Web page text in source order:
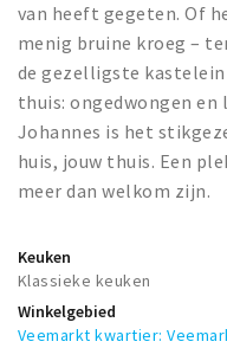
Sport
Privacy
Inloggen
van heeft gegeten. Of
menig bruine kroeg –
de gezelligste
thuis: ongedwongen
Johannes is het
huis, jouw thuis. Een
meer dan welkom zijn.
Keuken
Klassieke keuken
Winkelgebied
Veemarkt kwartier: